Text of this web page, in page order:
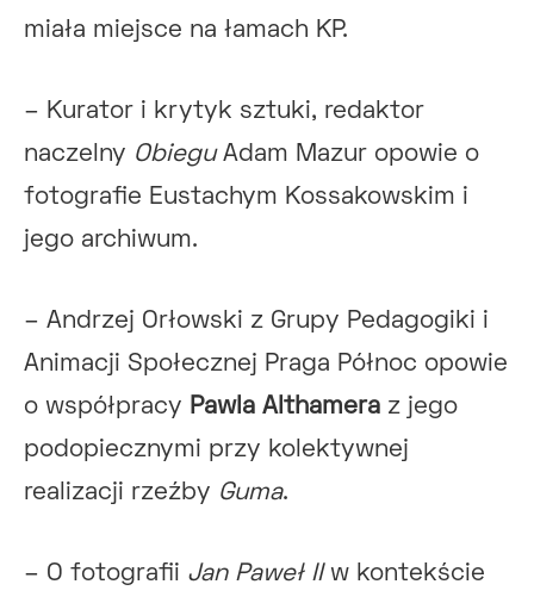
miała miejsce na łamach KP.
– Kurator i krytyk sztuki, redaktor
naczelny Obiegu Adam Mazur opowie o
fotografie Eustachym Kossakowskim i
jego archiwum.
– Andrzej Orłowski z Grupy Pedagogiki i
Animacji Społecznej Praga Północ opowie
o współpracy Pawla Althamera z jego
podopiecznymi przy kolektywnej
realizacji rzeźby Guma.
– O fotografii Jan Paweł IIw kontekście